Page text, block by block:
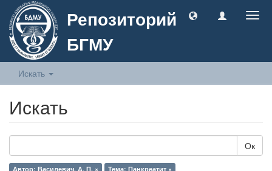
Репозиторий
БГМУ
Искать
Искать
Ок
Автор: Василевич, А. П. ×
Тема: Панкреатит ×